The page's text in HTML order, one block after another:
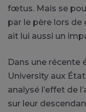
fœtus. Mais se
par le père lors
ait lui aussi un
Dans une récente
University aux
analysé l’effet de
sur leur